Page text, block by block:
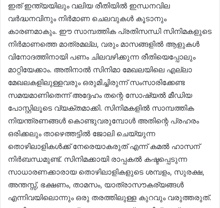
ഇത് ഇന്ത്യയിലും വലിയ രീതിയിൽ ഇന്ധനവില
വർദ്ധനവിനും നിർമാണ ചെലവുകൾ കൂടാനും
കാരണമാകും. ഈ സാമ്പത്തിക പ്രതിസന്ധി സിനിമകളുടെ
നിർമാണത്തെ മാത്രമല്ല, വരും മാസങ്ങളിൽ ആളുകൾ
വിനോദത്തിനായി പണം ചിലവഴിക്കുന്ന രീതിയെപ്പോലും
മാറ്റിയേക്കാം. അതിനാൽ സിനിമാ മേഖലയിലെ എല്ലാ
മേഖലകളിലുള്ളവരും ഒരുമിച്ചിരുന്ന് സംസാരിക്കേണ്ട
സമയമാണിതെന്ന് അദ്ദേഹം തന്റെ സോഷ്യൽ മീഡിയ
പോസ്റ്റിലൂടെ വ്യക്തമാക്കി. സിനിമകളിൽ സാമ്പത്തിക
നിയന്ത്രണങ്ങൾ കൊണ്ടുവരുമ്പോൾ അതിന്റെ പ്രഹരം
ഒരിക്കലും താഴെത്തട്ടിൽ ജോലി ചെയ്യുന്ന
തൊഴിലാളികൾക്ക് നേരെയാകരുത് എന്ന് കമൽ ഹാസന്
നിർബന്ധമുണ്ട്. സിനിമക്കായി രാപ്പകൽ കഷ്ടപ്പെടുന്ന
സാധാരണക്കാരായ തൊഴിലാളികളുടെ ശമ്പളം, സുരക്ഷ,
അന്തസ്സ്, ഭക്ഷണം, താമസം, യാത്രാസൗകര്യങ്ങൾ
എന്നിവയിലൊന്നും ഒരു തരത്തിലുള്ള കുറവും വരുത്തരുത്.